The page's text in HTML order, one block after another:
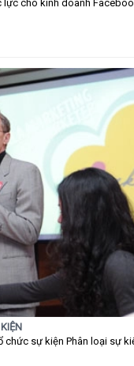
cho kinh doanh
chức sự kiện Phân loại sự